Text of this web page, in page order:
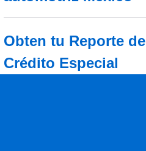
Obten tu Reporte de
Crédito Especial